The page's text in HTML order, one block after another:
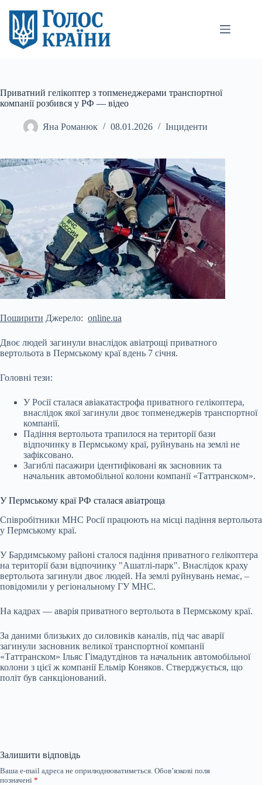
вмісту
Приватний гелікоптер з топменеджерами транспортної
компанії розбився у РФ — відео
Яна Романюк 08.01.2026 Інциденти
Поширити Джерело: online.ua
Двоє людей загинули внаслідок авіатрощі приватного
вертольота в Пермському краї вдень 7 січня.
Головні тези:
У Росії сталася авіакатастрофа приватного гелікоптера,
внаслідок якої загинули двоє топменеджерів транспортної
компанії.
Падіння вертольота трапилося на території бази
відпочинку в Пермському краї, руйнувань на землі не
зафіксовано.
Загиблі пасажири ідентифіковані як засновник та
начальник автомобільної колони компанії «Таттранском».
У Пермському краї РФ сталася авіатроща
Співробітники МНС Росії працюють на місці падіння вертольота
у Пермському краї.
У Бардимському районі сталося падіння приватного гелікоптера
на території бази відпочинку "Ашатлі-парк". Внаслідок краху
вертольота загинули двоє людей. На землі руйнувань немає, –
повідомили у регіональному ГУ МНС.
На кадрах — аварія приватного вертольота в Пермському краї.
За даними близьких до силовиків каналів, під час аварії
загинули засновник великої транспортної компанії
«Таттранском» Ільяс Гімадутдінов та начальник автомобільної
колони з цієї ж компанії Ельмір Коняков. Стверджується, що
політ був санкціонований.
Залишити відповідь
Ваша e-mail адреса не оприлюднюватиметься. Обов’язкові поля
позначені *